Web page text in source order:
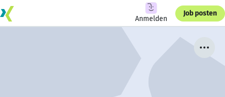
Anmelden
Job posten